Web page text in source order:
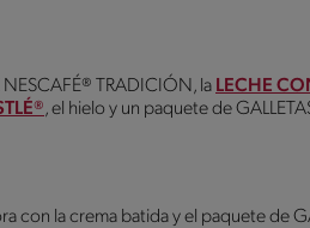
NESCAFÉ® TRADICIÓN, la LECHE
, el hielo y un paquete de
con la crema batida y el paquete de